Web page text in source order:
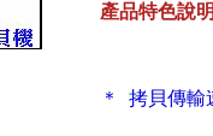
產品特色說明
＊ 拷貝傳輸